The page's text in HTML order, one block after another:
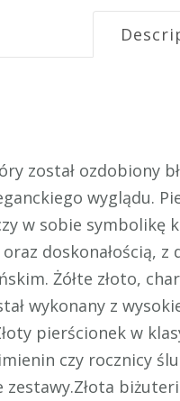
został ozdobiony
wyglądu.
w sobie
doskonałością,
Żółte złoto,
wykonany z
pierścionek w
czy rocznicy